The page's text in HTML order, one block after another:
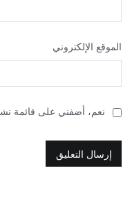
الموقع الإلكتروني
نعم، أضفني على قائمة